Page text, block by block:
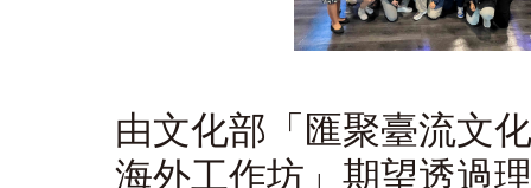
由文化部「匯聚臺流文
海外工作坊」期望透過